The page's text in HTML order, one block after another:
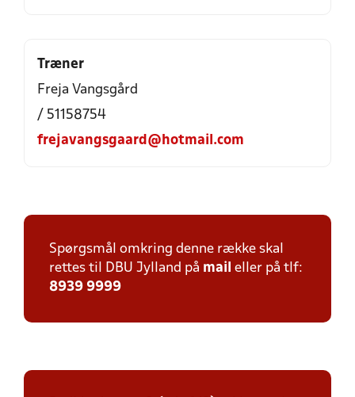
Træner
Freja Vangsgård
/ 51158754
frejavangsgaard@hotmail.com
Spørgsmål omkring denne række skal
rettes til DBU Jylland på mail eller på tlf:
8939 9999